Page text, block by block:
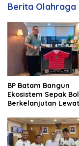
Berita Olahraga
BP Batam Bangun
Ekosistem Sepak
Berkelanjutan Lewat